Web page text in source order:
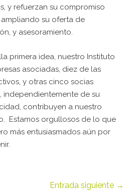
y refuerzan su compromiso
su oferta de
y asesoramiento.
primera idea, nuestro Instituto
asociadas, diez de las
y otras cinco socias
independientemente de su
contribuyen a nuestro
Estamos orgullosos de lo que
más entusiasmados aún por
Entrada siguiente →